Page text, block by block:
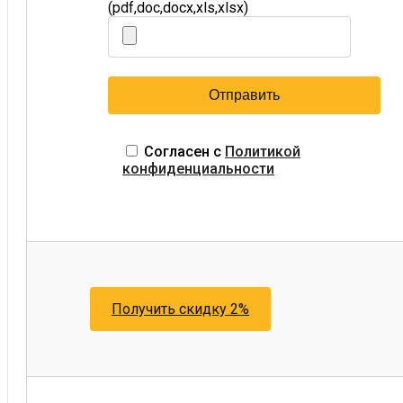
(pdf,doc,docx,xls,xlsx)
Согласен с Политикой
конфиденциальности
Получить скидку 2%